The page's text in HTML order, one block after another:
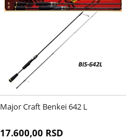
Major Craft Benkei 642 L
17.600,00 RSD